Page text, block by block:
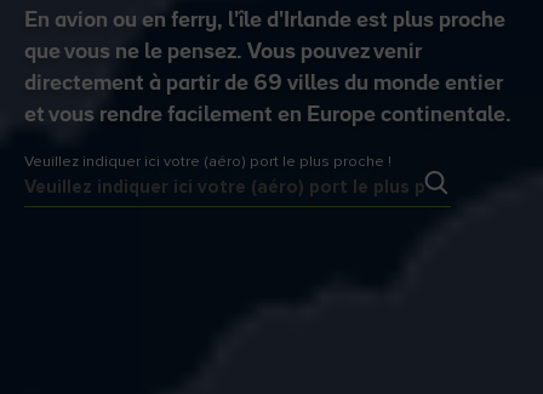
En avion ou en ferry, l'île d'Irlande est plus proche
que vous ne le pensez. Vous pouvez venir
directement à partir de 69 villes du monde entier
et vous rendre facilement en Europe continentale.
Veuillez indiquer ici votre (aéro) port le plus proche !